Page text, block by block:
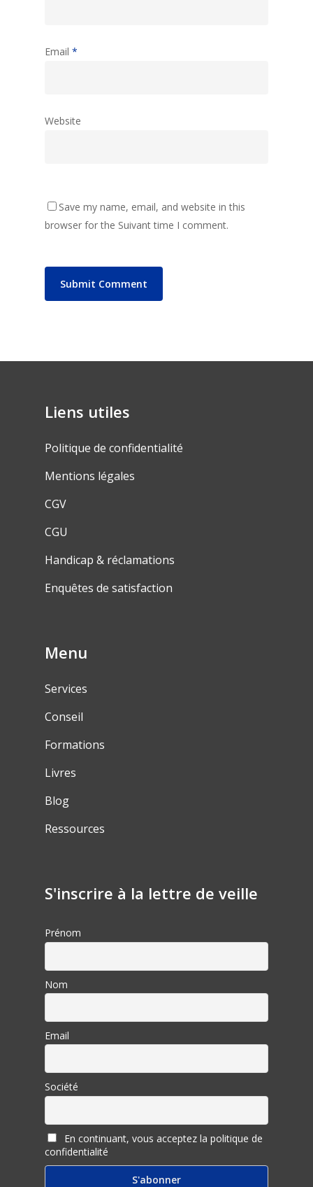
Email *
Website
Save my name, email, and website in this
browser for the Suivant time I comment.
Liens utiles
Politique de confidentialité
Mentions légales
CGV
CGU
Handicap & réclamations
Enquêtes de satisfaction
Menu
Services
Conseil
Formations
Livres
Blog
Ressources
S'inscrire à la lettre de veille
Prénom
Nom
Email
Société
En continuant, vous acceptez la politique de
confidentialité